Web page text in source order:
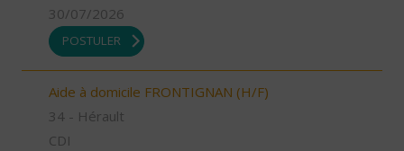
30/07/2026
POSTULER
Aide à domicile FRONTIGNAN (H/F)
34 - Hérault
CDI